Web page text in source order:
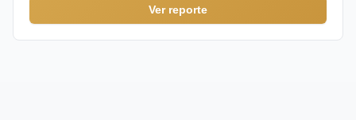
Ver reporte